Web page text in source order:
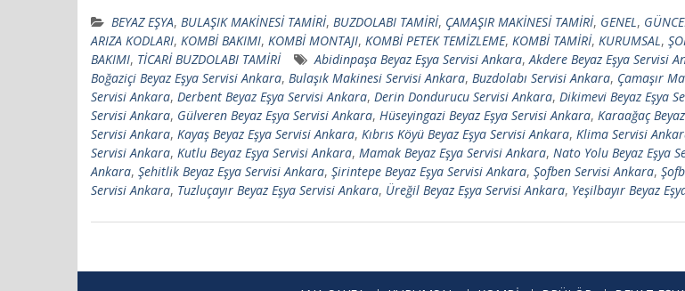
BEYAZ EŞYA, BULAŞIK MAKİNESİ TAMİRİ, BUZDOLABI TAMİRİ, ÇAMAŞIR MAKİNESİ TAMİRİ, GENEL,
ARIZA KODLARI, KOMBİ BAKIMI, KOMBİ MONTAJI, KOMBİ PETEK TEMİZLEME, KOMBİ TAMİRİ, KURUMSAL,
BAKIMI, TİCARİ BUZDOLABI TAMİRİ Abidinpaşa Beyaz Eşya Servisi Ankara,Akdere Beyaz Eşya Servisi
Boğaziçi Beyaz Eşya Servisi Ankara, Bulaşık Makinesi Servisi Ankara, Buzdolabı Servisi Ankara, Çamaşır
Servisi Ankara, Derbent Beyaz Eşya Servisi Ankara, Derin Dondurucu Servisi Ankara, Dikimevi Beyaz Eşya
Servisi Ankara, Gülveren Beyaz Eşya Servisi Ankara, Hüseyingazi Beyaz Eşya Servisi Ankara, Karaağaç
Servisi Ankara, Kayaş Beyaz Eşya Servisi Ankara, Kıbrıs Köyü Beyaz Eşya Servisi Ankara, Klima Servisi
Servisi Ankara, Kutlu Beyaz Eşya Servisi Ankara, Mamak Beyaz Eşya Servisi Ankara, Nato Yolu Beyaz Eşya
Ankara, Şehitlik Beyaz Eşya Servisi Ankara, Şirintepe Beyaz Eşya Servisi Ankara, Şofben Servisi Ankara,
Servisi Ankara, Tuzluçayır Beyaz Eşya Servisi Ankara, Üreğil Beyaz Eşya Servisi Ankara, Yeşilbayır Beyaz